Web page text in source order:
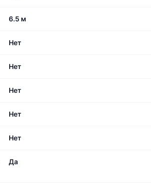
6.5 м
Нет
Нет
Нет
Нет
Нет
Да